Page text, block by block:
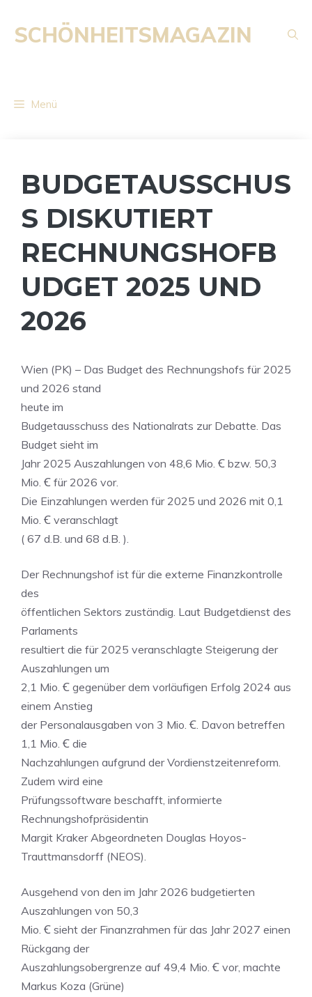
Inhalt
springen
SCHÖNHEITSMAGAZIN
Menü
BUDGETAUSSCHUS
S DISKUTIERT
RECHNUNGSHOFB
UDGET 2025 UND
2026
Wien (PK) – Das Budget des Rechnungshofs für 2025
und 2026 stand
heute im
Budgetausschuss des Nationalrats zur Debatte. Das
Budget sieht im
Jahr 2025 Auszahlungen von 48,6 Mio. Ꞓ bzw. 50,3
Mio. Ꞓ für 2026 vor.
Die Einzahlungen werden für 2025 und 2026 mit 0,1
Mio. Ꞓ veranschlagt
( 67 d.B. und 68 d.B. ).
Der Rechnungshof ist für die externe Finanzkontrolle
des
öffentlichen Sektors zuständig. Laut Budgetdienst des
Parlaments
resultiert die für 2025 veranschlagte Steigerung der
Auszahlungen um
2,1 Mio. Ꞓ gegenüber dem vorläufigen Erfolg 2024 aus
einem Anstieg
der Personalausgaben von 3 Mio. Ꞓ. Davon betreffen
1,1 Mio. Ꞓ die
Nachzahlungen aufgrund der Vordienstzeitenreform.
Zudem wird eine
Prüfungssoftware beschafft, informierte
Rechnungshofpräsidentin
Margit Kraker Abgeordneten Douglas Hoyos-
Trauttmansdorff (NEOS).
Ausgehend von den im Jahr 2026 budgetierten
Auszahlungen von 50,3
Mio. Ꞓ sieht der Finanzrahmen für das Jahr 2027 einen
Rückgang der
Auszahlungsobergrenze auf 49,4 Mio. Ꞓ vor, machte
Markus Koza (Grüne)